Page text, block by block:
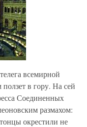
всемирной
в гору. На сей
Соединенных
размахом:
окрестили не